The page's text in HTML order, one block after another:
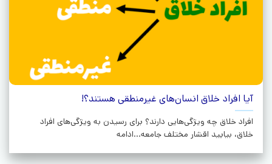
آیا افراد خلاق انسان‌های غیرمنطقی هستند؟!
افراد خلاق چه ویژگی‌هایی دارند؟ برای رسیدن به ویژگی‌های افراد
خلاق، بیایید اقشار مختلف جامعه...ادامه